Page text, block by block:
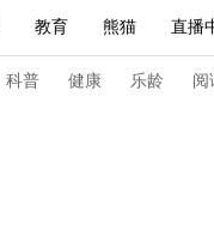
教育 熊猫 直播
热解读 天天学习
下载央视影音
科普 健康 乐龄 阅